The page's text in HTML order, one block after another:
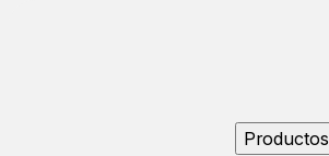
Productos